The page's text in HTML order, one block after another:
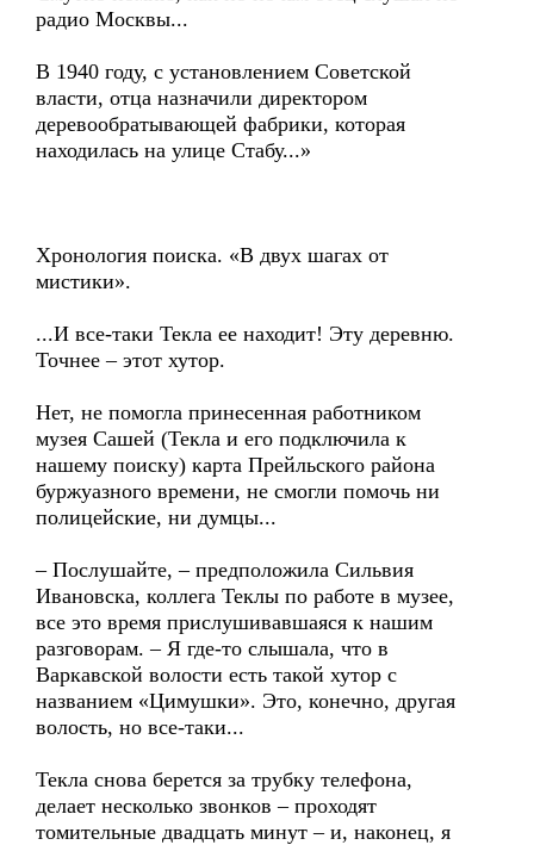
радио Москвы...
В 1940 году, с установлением Советской
власти, отца назначили директором
деревообратывающей фабрики, которая
находилась на улице Стабу...»
Хронология поиска. «В двух шагах от
мистики».
...И все-таки Текла ее находит! Эту деревню.
Точнее – этот хутор.
Нет, не помогла принесенная работником
музея Сашей (Текла и его подключила к
нашему поиску) карта Прейльского района
буржуазного времени, не смогли помочь ни
полицейские, ни думцы...
– Послушайте, – предположила Сильвия
Ивановска, коллега Теклы по работе в музее,
все это время прислушивавшаяся к нашим
разговорам. – Я где-то слышала, что в
Варкавской волости есть такой хутор с
названием «Цимушки». Это, конечно, другая
волость, но все-таки...
Текла снова берется за трубку телефона,
делает несколько звонков – проходят
томительные двадцать минут – и, наконец, я